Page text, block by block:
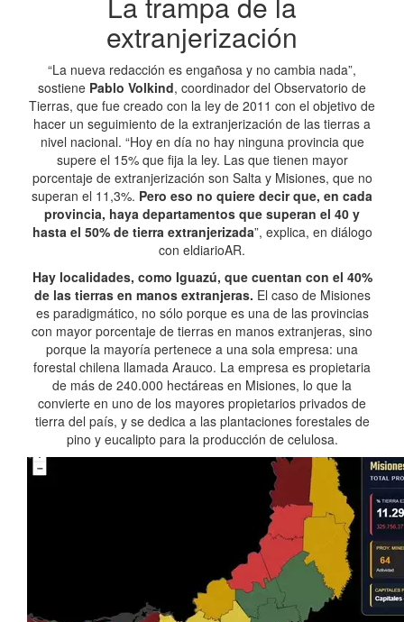
extranjerización
“La nueva redacción es engañosa y no cambia nada”,
sostiene Pablo Volkind, coordinador del Observatorio de
Tierras, que fue creado con la ley de 2011 con el objetivo de
hacer un seguimiento de la extranjerización de las tierras a
nivel nacional. “Hoy en día no hay ninguna provincia que
supere el 15% que fija la ley. Las que tienen mayor
porcentaje de extranjerización son Salta y Misiones, que no
superan el 11,3%. Pero eso no quiere decir que, en cada
provincia, haya departamentos que superan el 40 y
hasta el 50% de tierra extranjerizada”, explica, en diálogo
con eldiarioAR.
Hay localidades, como Iguazú, que cuentan con el 40%
de las tierras en manos extranjeras. El caso de Misiones
es paradigmático, no sólo porque es una de las provincias
con mayor porcentaje de tierras en manos extranjeras, sino
porque la mayoría pertenece a una sola empresa: una
forestal chilena llamada Arauco. La empresa es propietaria
de más de 240.000 hectáreas en Misiones, lo que la
convierte en uno de los mayores propietarios privados de
tierra del país, y se dedica a las plantaciones forestales de
pino y eucalipto para la producción de celulosa.